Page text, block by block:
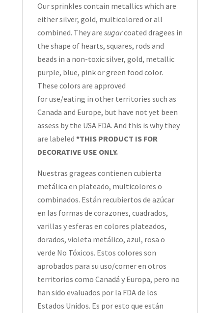
Our sprinkles contain metallics which are
either silver, gold, multicolored or all
combined. They are sugarcoated dragees in
the shape of hearts, squares, rods and
beads in a non-toxic silver, gold, metallic
purple, blue, pink or green food color.
These colors are approved
for use/eating in other territories such as
Canada and Europe, but have not yet been
assess by the USA FDA. And this is why they
are labeled *THIS PRODUCT IS FOR
DECORATIVE USE ONLY.
Nuestras grageas contienen cubierta
metálica en plateado, multicolores o
combinados. Están recubiertos de azúcar
en las formas de corazones, cuadrados,
varillas y esferas en colores plateados,
dorados, violeta metálico, azul, rosa o
verde No Tóxicos. Estos colores son
aprobados para su uso/comer en otros
territorios como Canadá y Europa, pero no
han sido evaluados por la FDA de los
Estados Unidos. Es por esto que están